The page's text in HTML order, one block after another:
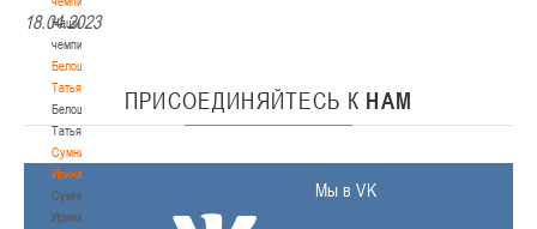
Наши
чемпионы
Белошапко
Татьяна
Белошапко
Татьяна
Сумникова
Ирина
Сумникова
Ирина
18.04.2023
ПРИСОЕДИНЯЙТЕСЬ К НАМ
Мы в VK